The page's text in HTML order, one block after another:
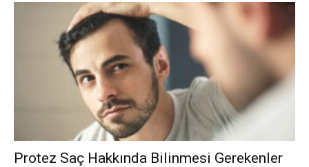
Protez Saç Hakkında Bilinmesi Gerekenler